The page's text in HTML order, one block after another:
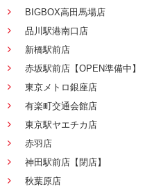
BIGBOX高田馬場店
品川駅港南口店
新橋駅前店
赤坂駅前店【OPEN準備中】
東京メトロ銀座店
有楽町交通会館店
東京駅ヤエチカ店
赤羽店
神田駅前店【閉店】
秋葉原店